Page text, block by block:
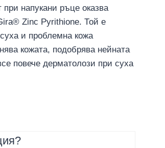
напукани ръце оказва
Zinc Pyrithione. Той е
и проблемна кожа
кожата, подобрява нейната
повече дерматолози при суха